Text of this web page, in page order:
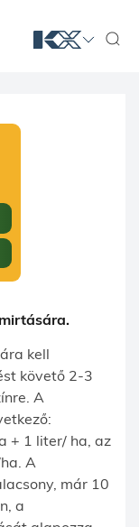
kell
követő 2-3
A
+ 1 liter/ ha, az
A
már 10
a